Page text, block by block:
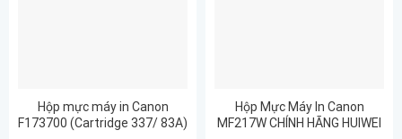
Hộp mực máy in Canon
F173700 (Cartridge 337/ 83A)
Hộp Mực Máy In Canon
MF217W CHÍNH HÃNG HUIWEI